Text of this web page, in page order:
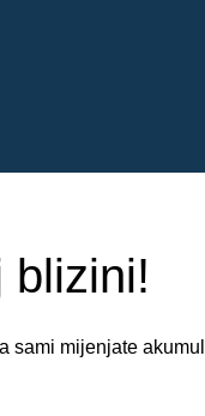
blizini!
sami mijenjate